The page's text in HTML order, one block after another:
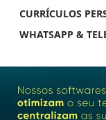
CURRÍCULOS
WHATSAPP &